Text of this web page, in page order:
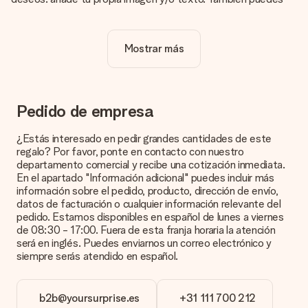
¿La personalización está incluida en el precio?
El precio que se muestra en el sitio web incluye la
¿Cómo puedo saber si mi imagen tiene la calidad
adecuada?
satisfecho con tu regalo. Por eso es importante utilizar fotos
de alta calidad. Si no estás seguro de la calidad de la imagen,
ponte en contacto con nuestro equipo de atención al cliente e
incluye la foto junto con el regalo que te interesa encargar.
Ellos podrán comprobar la calidad por ti.
¿Qué formatos puedo cargar?
Puedes carga archivos JPG y PNG en nuestro editor. ¿Es
esto demasiado técnico o tienes una imagen de un formato
diferente que te gustaría usar? Ponte en contacto con
encantados de ayudarte para que puedas crear el regalo que
deseas!
Mostrar más
Pedido de empresa
¿Estás interesado en pedir grandes cantidades de este
regalo? Por favor, ponte en contacto con nuestro
departamento comercial y recibe una cotización inmediata.
En el apartado "Información adicional" puedes incluir más
información sobre el pedido, producto, dirección de envío,
datos de facturación o cualquier información relevante del
pedido. Estamos disponibles en español de lunes a viernes
de 08:30 - 17:00. Fuera de esta franja horaria la atención
será en inglés. Puedes enviarnos un correo electrónico y
siempre serás atendido en español.
b2b@yoursurprise.es +31 111 700 212